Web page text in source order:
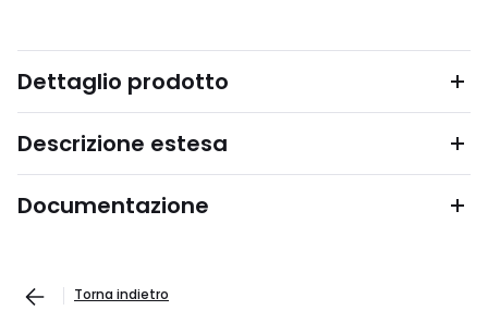
Dettaglio prodotto
Descrizione estesa
Documentazione
Torna indietro